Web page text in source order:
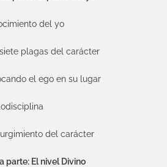
del yo
plagas del carácter
el ego en su lugar
del carácter
parte: El nivel Divino